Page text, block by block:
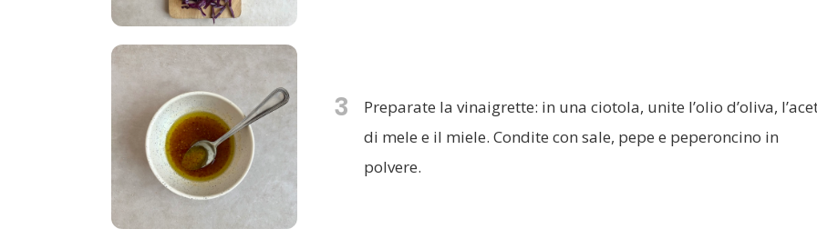
3
Preparate la vinaigrette: in una ciotola, unite l’olio d’oliva,
di mele e il miele. Condite con sale, pepe e peperoncino in
polvere.